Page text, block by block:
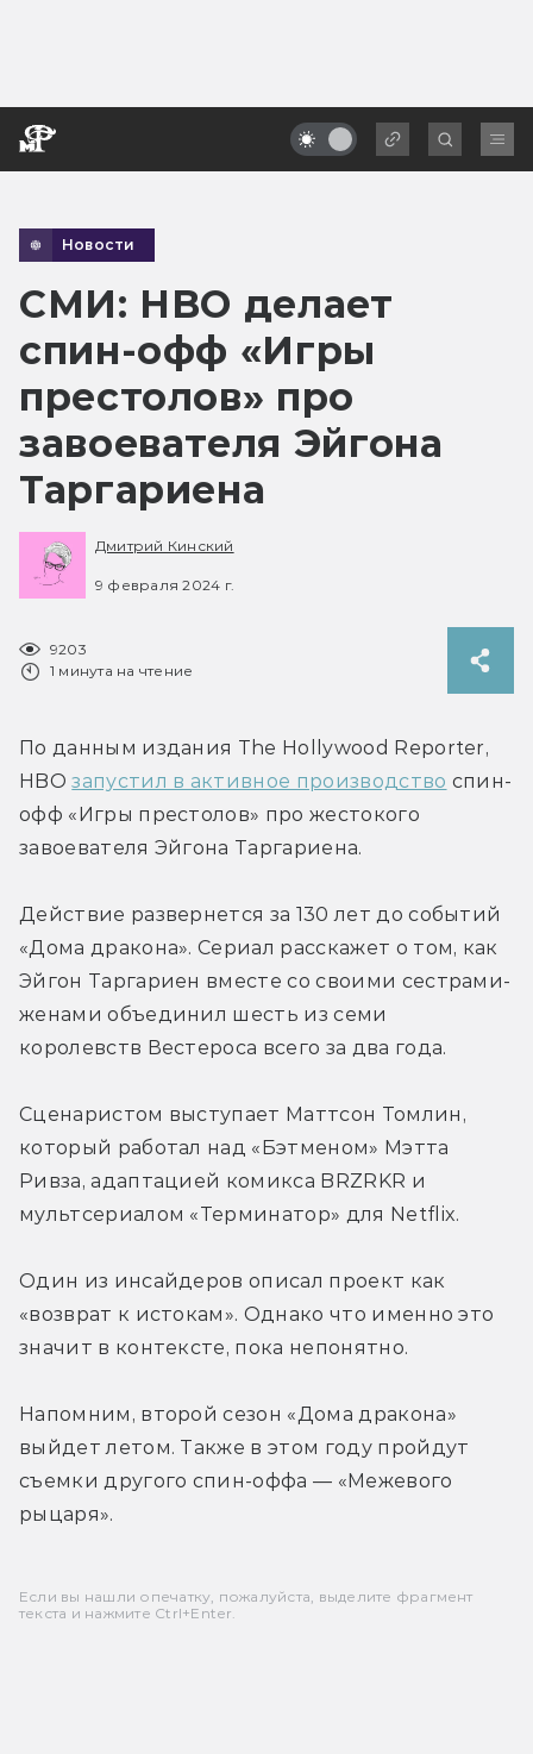
Новости
СМИ: HBO делает
спин-офф «Игры
престолов» про
завоевателя Эйгона
Таргариена
Дмитрий Кинский
9 февраля 2024 г.
9203
1 минута на чтение
По данным издания The Hollywood Reporter,
HBO запустил в активное производство спин-
офф «Игры престолов» про жестокого
завоевателя Эйгона Таргариена.
Действие развернется за 130 лет до событий
«Дома дракона». Сериал расскажет о том, как
Эйгон Таргариен вместе со своими сестрами-
женами объединил шесть из семи
королевств Вестероса всего за два года.
Сценаристом выступает Маттсон Томлин,
который работал над «Бэтменом» Мэтта
Ривза, адаптацией комикса BRZRKR и
мультсериалом «Терминатор» для Netflix.
Один из инсайдеров описал проект как
«возврат к истокам». Однако что именно это
значит в контексте, пока непонятно.
Напомним, второй сезон «Дома дракона»
выйдет летом. Также в этом году пройдут
съемки другого спин-оффа — «Межевого
рыцаря».
Если вы нашли опечатку, пожалуйста, выделите фрагмент
текста и нажмите Ctrl+Enter.